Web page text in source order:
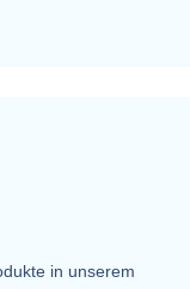
in unserem